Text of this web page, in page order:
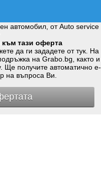
автомобил, от Auto service
тази оферта
да ги зададете от тук. На
на Grabo.bg, както и
Ще получите автоматично e-
на въпроса Ви.